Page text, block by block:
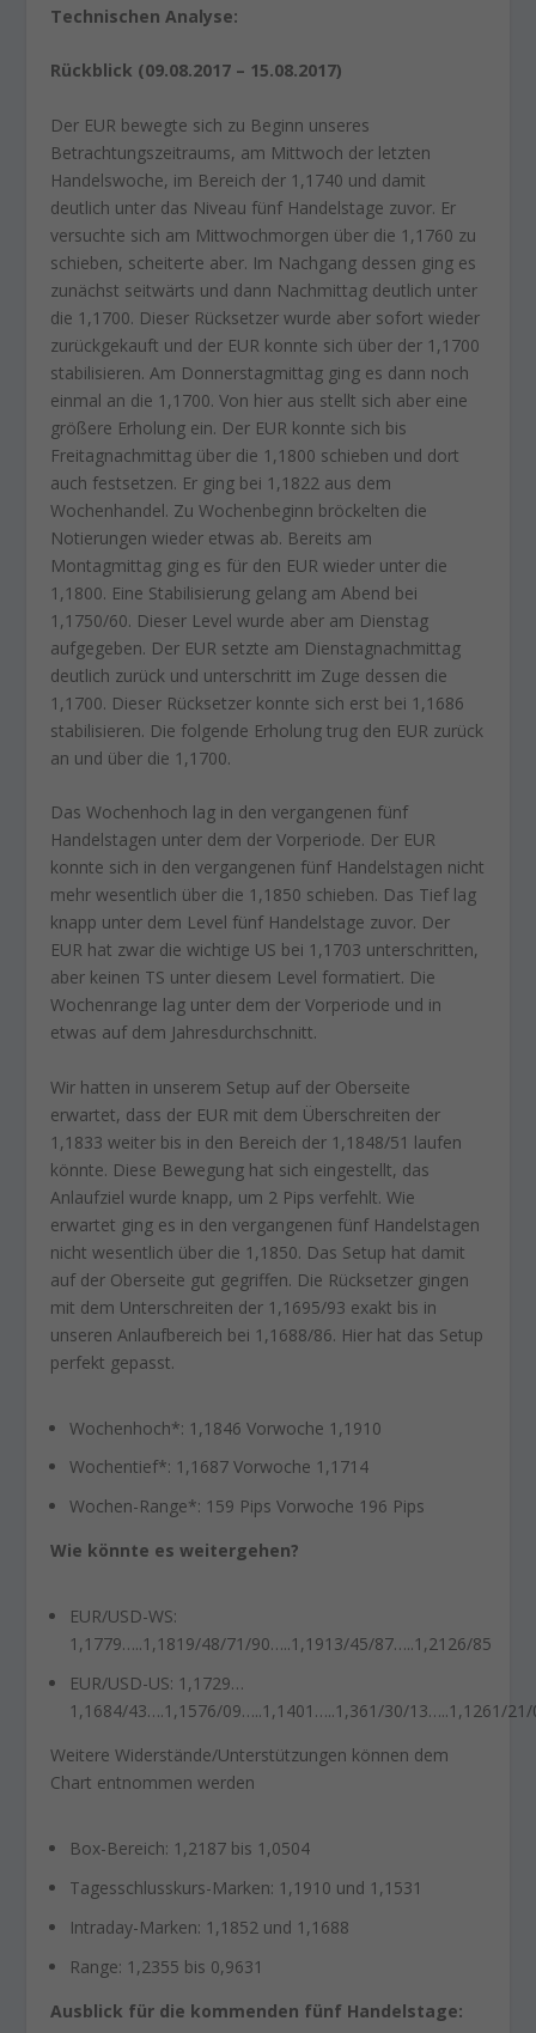
Technischen Analyse:
Rückblick (09.08.2017 – 15.08.2017)
Der EUR bewegte sich zu Beginn unseres
Betrachtungszeitraums, am Mittwoch der letzten
Handelswoche, im Bereich der 1,1740 und damit
deutlich unter das Niveau fünf Handelstage zuvor. Er
versuchte sich am Mittwochmorgen über die 1,1760 zu
schieben, scheiterte aber. Im Nachgang dessen ging es
zunächst seitwärts und dann Nachmittag deutlich unter
die 1,1700. Dieser Rücksetzer wurde aber sofort wieder
zurückgekauft und der EUR konnte sich über der 1,1700
stabilisieren. Am Donnerstagmittag ging es dann noch
einmal an die 1,1700. Von hier aus stellt sich aber eine
größere Erholung ein. Der EUR konnte sich bis
Freitagnachmittag über die 1,1800 schieben und dort
auch festsetzen. Er ging bei 1,1822 aus dem
Wochenhandel. Zu Wochenbeginn bröckelten die
Notierungen wieder etwas ab. Bereits am
Montagmittag ging es für den EUR wieder unter die
1,1800. Eine Stabilisierung gelang am Abend bei
1,1750/60. Dieser Level wurde aber am Dienstag
aufgegeben. Der EUR setzte am Dienstagnachmittag
deutlich zurück und unterschritt im Zuge dessen die
1,1700. Dieser Rücksetzer konnte sich erst bei 1,1686
stabilisieren. Die folgende Erholung trug den EUR zurück
an und über die 1,1700.
Das Wochenhoch lag in den vergangenen fünf
Handelstagen unter dem der Vorperiode. Der EUR
konnte sich in den vergangenen fünf Handelstagen nicht
mehr wesentlich über die 1,1850 schieben. Das Tief lag
knapp unter dem Level fünf Handelstage zuvor. Der
EUR hat zwar die wichtige US bei 1,1703 unterschritten,
aber keinen TS unter diesem Level formatiert. Die
Wochenrange lag unter dem der Vorperiode und in
etwas auf dem Jahresdurchschnitt.
Wir hatten in unserem Setup auf der Oberseite
erwartet, dass der EUR mit dem Überschreiten der
1,1833 weiter bis in den Bereich der 1,1848/51 laufen
könnte. Diese Bewegung hat sich eingestellt, das
Anlaufziel wurde knapp, um 2 Pips verfehlt. Wie
erwartet ging es in den vergangenen fünf Handelstagen
nicht wesentlich über die 1,1850. Das Setup hat damit
auf der Oberseite gut gegriffen. Die Rücksetzer gingen
mit dem Unterschreiten der 1,1695/93 exakt bis in
unseren Anlaufbereich bei 1,1688/86. Hier hat das Setup
perfekt gepasst.
Wochenhoch*: 1,1846 Vorwoche 1,1910
Wochentief*: 1,1687 Vorwoche 1,1714
Wochen-Range*: 159 Pips Vorwoche 196 Pips
Wie könnte es weitergehen?
EUR/USD-WS:
1,1779…..1,1819/48/71/90…..1,1913/45/87…..1,2126/85
EUR/USD-US: 1,1729…
1,1684/43….1,1576/09…..1,1401…..1,361/30/13…..1,1261/
Weitere Widerstände/Unterstützungen können dem
Chart entnommen werden
Box-Bereich: 1,2187 bis 1,0504
Tagesschlusskurs-Marken: 1,1910 und 1,1531
Intraday-Marken: 1,1852 und 1,1688
Range: 1,2355 bis 0,9631
Ausblick für die kommenden fünf Handelstage: